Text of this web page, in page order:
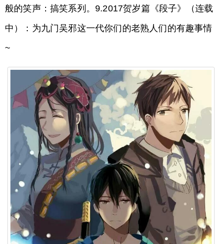
般的笑声：搞笑系列。9.2017贺岁篇《段子》（连载
中）：为九门吴邪这一代你们的老熟人们的有趣事情
~